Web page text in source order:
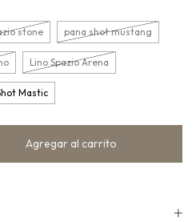
stone pana shot mustang
Lino Spazio Arena
Mastic